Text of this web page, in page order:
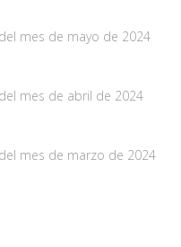
mes de mayo de 2024
mes de abril de 2024
mes de marzo de 2024